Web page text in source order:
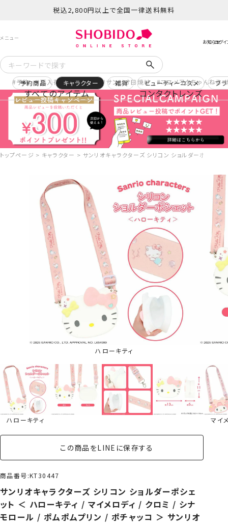
税込2,800円以上で全国一律送料無料
予約 再入荷 ヒロアカ サンリオ日焼け コスメヲタちゃんねる
すべてのアイテム コンタクトレンズ
予約商品 キャラクター 雑貨 ビューティーコスメ ブ
トップページ キャラクター サンリオキャラクターズ シリコン ショルダーポシェ
ハローキティ
ハローキティ マイ
この商品をLINEに保存する
商品番号 KT30447
サンリオキャラクターズ シリコン ショルダーポシェ
ット ＜ ハローキティ / マイメロディ / クロミ / シナ
モロール / ポムポムプリン / ポチャッコ ＞ サンリオ